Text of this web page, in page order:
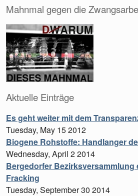
Mahnmal gegen die
Aktuelle Einträge
Es geht weiter mit dem
Tuesday, May 15 2012
Biogene Rohstoffe: Handlanger
Wednesday, April 2 2014
Bergedorfer
Fracking
Tuesday, September 30 2014